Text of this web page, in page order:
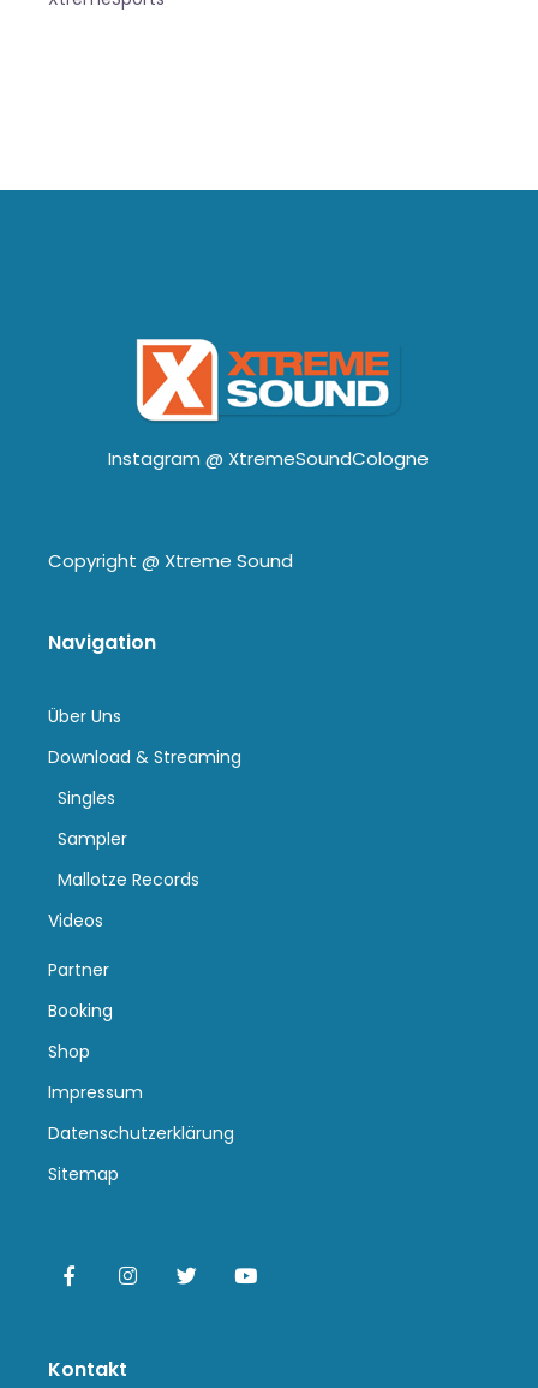
Instagram @ XtremeSoundCologne
Copyright @ Xtreme Sound
Navigation
Über Uns
Download & Streaming
Singles
Sampler
Mallotze Records
Videos
Partner
Booking
Shop
Impressum
Datenschutzerklärung
Sitemap
Kontakt